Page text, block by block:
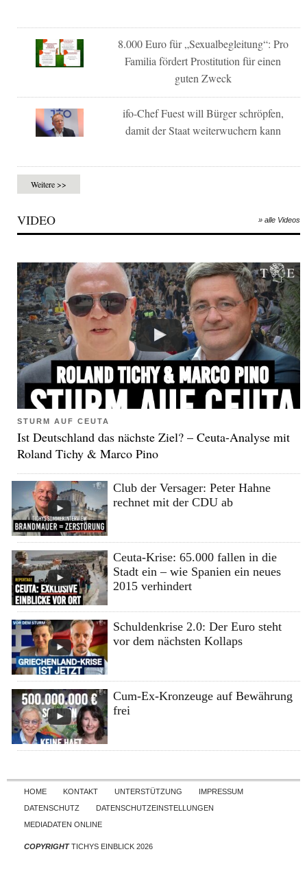
8.000 Euro für „Sexualbegleitung“: Pro
Familia fördert Prostitution für einen
guten Zweck
ifo-Chef Fuest will Bürger schröpfen,
damit der Staat weiterwuchern kann
Weitere >>
VIDEO » alle Videos
STURM AUF CEUTA
Ist Deutschland das nächste Ziel? – Ceuta-Analyse mit
Roland Tichy & Marco Pino
Club der Versager: Peter Hahne
rechnet mit der CDU ab
Ceuta-Krise: 65.000 fallen in die
Stadt ein – wie Spanien ein neues
2015 verhindert
Schuldenkrise 2.0: Der Euro steht
vor dem nächsten Kollaps
Cum-Ex-Kronzeuge auf Bewährung
frei
Skip to content
HOME KONTAKT UNTERSTÜTZUNG
IMPRESSUM
DATENSCHUTZ
DATENSCHUTZEINSTELLUNGEN
MEDIADATEN ONLINE
COPYRIGHTTICHYS EINBLICK 2026